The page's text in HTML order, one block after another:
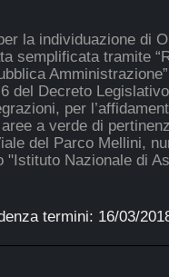
la individuazione di
semplificata tramite
del Decreto
per
a verde di
del Parco Mellini,
"Istituto Nazionale di
termini: 16/03/